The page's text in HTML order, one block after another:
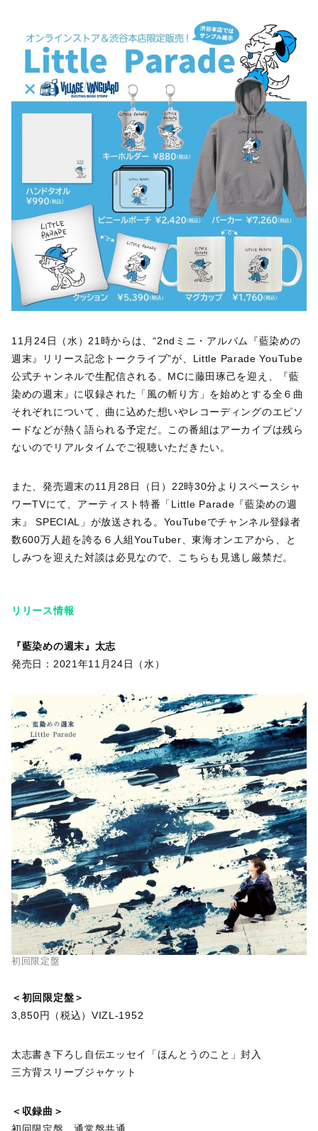
11月24日（水）21時からは、“2ndミニ・アルバム『藍染めの
週末』リリース記念トークライブ”が、Little Parade YouTube
公式チャンネルで生配信される。MCに藤田琢己を迎え、『藍
染めの週末』に収録された「風の斬り方」を始めとする全６曲
それぞれについて、曲に込めた想いやレコーディングのエピソ
ードなどが熱く語られる予定だ。この番組はアーカイブは残ら
ないのでリアルタイムでご視聴いただきたい。
また、発売週末の11月28日（日）22時30分よりスペースシャ
ワーTVにて、アーティスト特番「Little Parade『藍染めの週
末』 SPECIAL」が放送される。YouTubeでチャンネル登録者
数600万人超を誇る６人組YouTuber、東海オンエアから、と
しみつを迎えた対談は必見なので、こちらも見逃し厳禁だ。
リリース情報
『藍染めの週末』太志
発売日：2021年11月24日（水）
初回限定盤
＜初回限定盤＞
3,850円（税込）VIZL-1952
太志書き下ろし自伝エッセイ「ほんとうのこと」封入
三方背スリーブジャケット
＜収録曲＞
初回限定盤、通常盤共通